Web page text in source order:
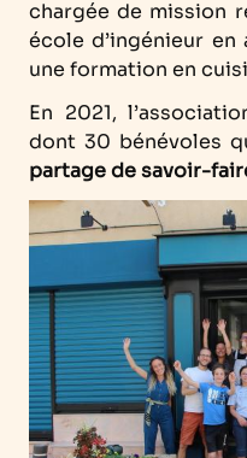
chargée de mission
école d’ingénieur
une formation en
En 2021,
dont 30 bénévoles
partage de savoir-